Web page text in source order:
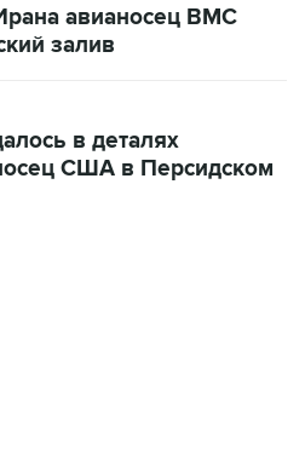
авианосец ВМС
залив
в деталях
США в Персидском